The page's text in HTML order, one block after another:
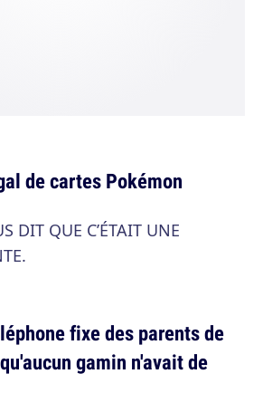
de cartes Pokémon
DIT QUE C’ÉTAIT UNE
fixe des parents de
gamin n'avait de